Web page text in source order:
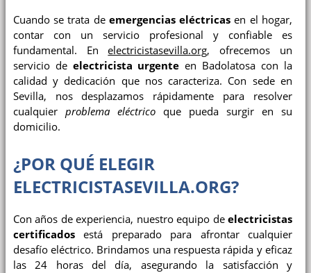
Cuando se trata de emergencias eléctricas en el hogar,
contar con un servicio profesional y confiable es
fundamental. Enelectricistasevilla.org, ofrecemos un
servicio de electricista urgente en Badolatosa con la
calidad y dedicación que nos caracteriza. Con sede en
Sevilla, nos desplazamos rápidamente para resolver
cualquier problema eléctricoque pueda surgir en su
domicilio.
¿POR QUÉ ELEGIR
ELECTRICISTASEVILLA.ORG?
Con años de experiencia, nuestro equipo de electricistas
certificadosestá preparado para afrontar cualquier
desafío eléctrico. Brindamos una respuesta rápida y eficaz
las 24 horas del día, asegurando la satisfacción y